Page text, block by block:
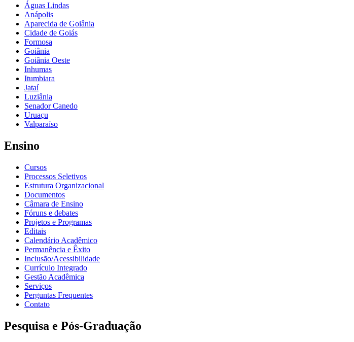
Águas Lindas
Anápolis
Aparecida de Goiânia
Cidade de Goiás
Formosa
Goiânia
Goiânia Oeste
Inhumas
Itumbiara
Jataí
Luziânia
Senador Canedo
Uruaçu
Valparaíso
Ensino
Cursos
Processos Seletivos
Estrutura Organizacional
Documentos
Câmara de Ensino
Fóruns e debates
Projetos e Programas
Editais
Calendário Acadêmico
Permanência e Êxito
Inclusão/Acessibilidade
Currículo Integrado
Gestão Acadêmica
Serviços
Perguntas Frequentes
Contato
Pesquisa e Pós-Graduação